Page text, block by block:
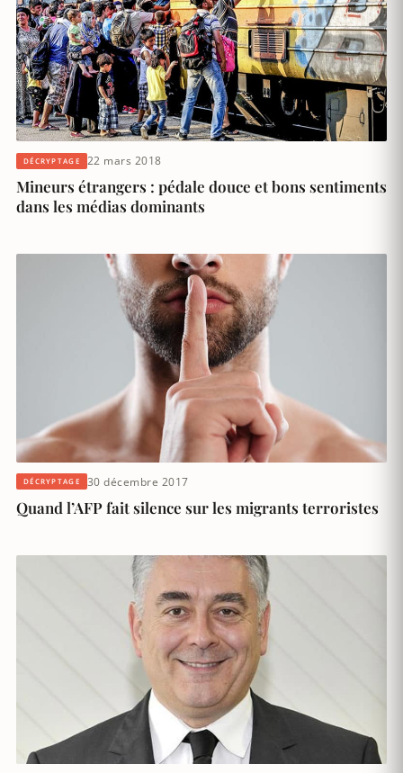
DÉCRYPTAGE 22 mars 2018
Mineurs étrangers : pédale douce et bons sentiments
dans les médias dominants
DÉCRYPTAGE 30 décembre 2017
Quand l’AFP fait silence sur les migrants terroristes